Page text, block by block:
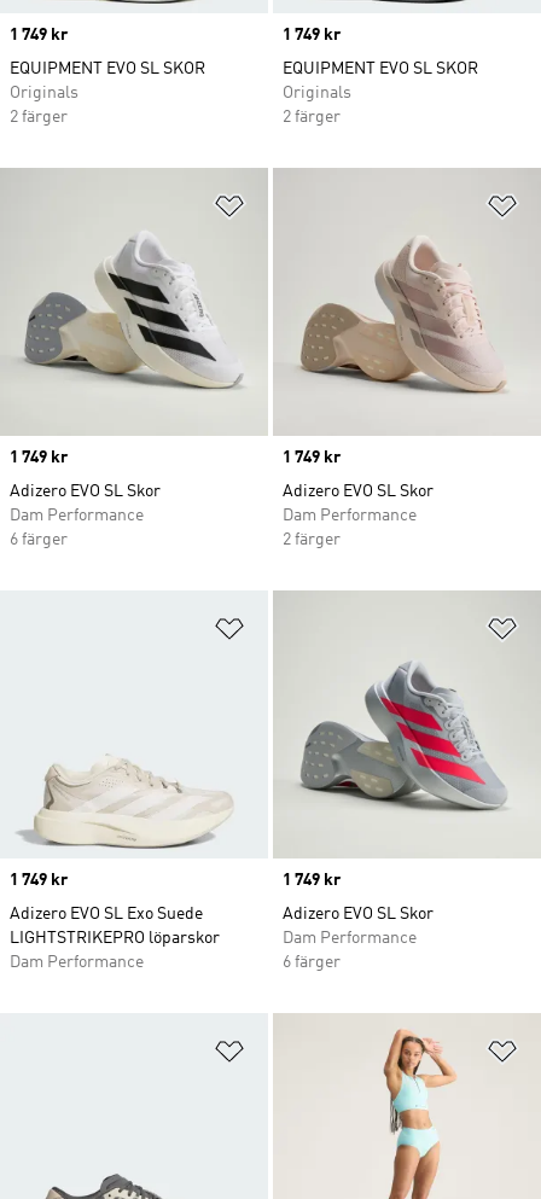
Price
1 749 kr
EQUIPMENT EVO SL SKOR
Originals
2 färger
Price
1 749 kr
EQUIPMENT EVO SL SKOR
Originals
2 färger
Price
1 749 kr
Adizero EVO SL Skor
Dam Performance
6 färger
Price
1 749 kr
Adizero EVO SL Skor
Dam Performance
2 färger
Price
1 749 kr
Adizero EVO SL Exo Suede
LIGHTSTRIKEPRO löparskor
Dam Performance
Price
1 749 kr
Adizero EVO SL Skor
Dam Performance
6 färger
Lägg till på önskelistan